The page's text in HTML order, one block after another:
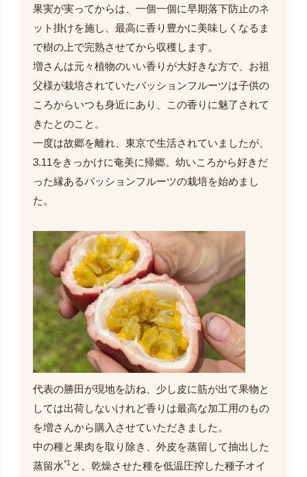
果実が実ってからは、一個一個に早期落下防止のネ
ット掛けを施し、最高に香り豊かに美味しくなるま
で樹の上で完熟させてから収穫します。
増さんは元々植物のいい香りが大好きな方で、お祖
父様が栽培されていたパッションフルーツは子供の
ころからいつも身近にあり、この香りに魅了されて
きたとのこと。
一度は故郷を離れ、東京で生活されていましたが、
3.11をきっかけに奄美に帰郷。幼いころから好きだ
った縁あるパッションフルーツの栽培を始めまし
た。
代表の勝田が現地を訪ね、少し皮に筋が出て果物と
しては出荷しないけれど香りは最高な加工用のもの
を増さんから購入させていただきました。
中の種と果肉を取り除き、外皮を蒸留して抽出した
蒸留水*1 と、乾燥させた種を低温圧搾した種子オイ